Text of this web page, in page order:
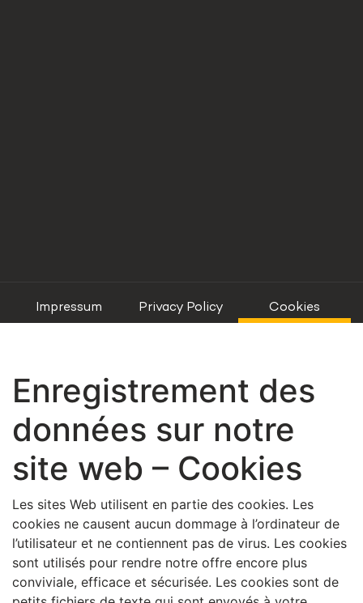
Impressum Privacy Policy Cookies
Enregistrement des
données sur notre
site web – Cookies
Les sites Web utilisent en partie des cookies. Les
cookies ne causent aucun dommage à l’ordinateur de
l’utilisateur et ne contiennent pas de virus. Les cookies
sont utilisés pour rendre notre offre encore plus
conviviale, efficace et sécurisée. Les cookies sont de